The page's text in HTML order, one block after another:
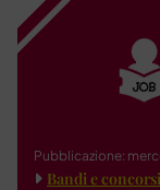
Pubblicazione:
Bandi e